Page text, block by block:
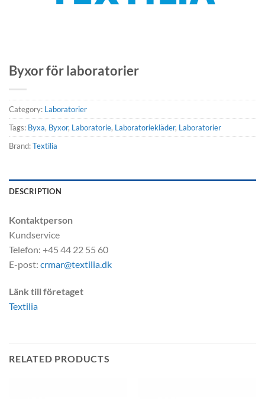
Byxor för laboratorier
Category: Laboratorier
Tags: Byxa, Byxor, Laboratorie, Laboratoriekläder, Laboratorier
Brand:Textilia
DESCRIPTION
Kontaktperson
Kundservice
Telefon: +45 44 22 55 60
E-post: crmar@textilia.dk
Länk till företaget
Textilia
RELATED PRODUCTS